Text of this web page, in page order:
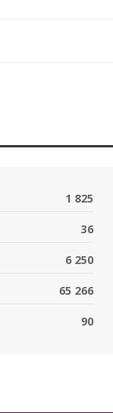
1 825
36
6 250
65 266
90